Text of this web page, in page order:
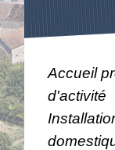
Accueil
d'activité